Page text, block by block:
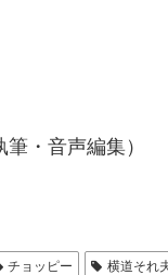
・音声編集）
チョッピー 横道それ